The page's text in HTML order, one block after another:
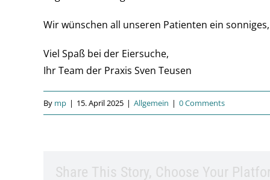
Wir wünschen all unseren Patienten ein
Viel Spaß bei der Eiersuche,
Ihr Team der Praxis Sven Teusen
By mp | 15. April 2025 | Allgemein | 0 Comments
Share This Story, Choose Your